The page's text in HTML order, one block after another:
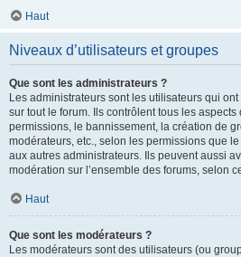
Haut
Niveaux d’utilisateurs et groupes
Que sont les administrateurs ?
Les administrateurs sont les utilisateurs qui
sur tout le forum. Ils contrôlent tous les aspects
permissions, le bannissement, la création de
modérateurs, etc., selon les permissions que
aux autres administrateurs. Ils peuvent aussi
modération sur l’ensemble des forums, selon
Haut
Que sont les modérateurs ?
Les modérateurs sont des utilisateurs (ou